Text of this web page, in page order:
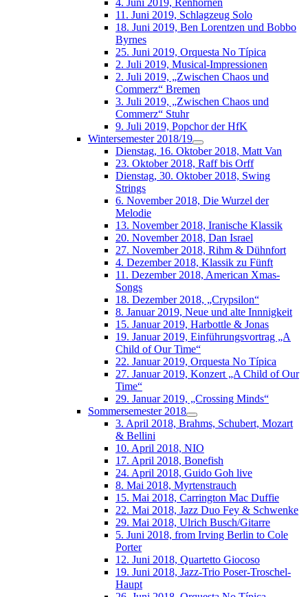
11. Juni 2019, Schlagzeug Solo
18. Juni 2019, Ben Lorentzen und Bobbo
Byrnes
25. Juni 2019, Orquesta No Típica
2. Juli 2019, Musical-Impressionen
2. Juli 2019, „Zwischen Chaos und
Commerz“ Bremen
3. Juli 2019, „Zwischen Chaos und
Commerz“ Stuhr
9. Juli 2019, Popchor der HfK
Wintersemester 2018/19
Dienstag, 16. Oktober 2018, Matt Van
23. Oktober 2018, Raff bis Orff
Dienstag, 30. Oktober 2018, Swing
Strings
6. November 2018, Die Wurzel der
Melodie
13. November 2018, Iranische Klassik
20. November 2018, Dan Israel
27. November 2018, Rihm & Dühnfort
4. Dezember 2018, Klassik zu Fünft
11. Dezember 2018, American Xmas-
Songs
18. Dezember 2018, „Crypsilon“
8. Januar 2019, Neue und alte Innnigkeit
15. Januar 2019, Harbottle & Jonas
19. Januar 2019, Einführungsvortrag „A
Child of Our Time“
22. Januar 2019, Orquesta No Típica
27. Januar 2019, Konzert „A Child of Our
Time“
29. Januar 2019, „Crossing Minds“
Sommersemester 2018
3. April 2018, Brahms, Schubert, Mozart
& Bellini
10. April 2018, NIO
17. April 2018, Bonefish
24. April 2018, Guido Goh live
8. Mai 2018, Myrtenstrauch
15. Mai 2018, Carrington Mac Duffie
22. Mai 2018, Jazz Duo Fey & Schwenke
29. Mai 2018, Ulrich Busch/Gitarre
5. Juni 2018, from Irving Berlin to Cole
Porter
12. Juni 2018, Quartetto Giocoso
19. Juni 2018, Jazz-Trio Poser-Troschel-
Haupt